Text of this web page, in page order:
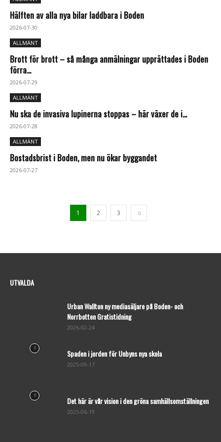
Hälften av alla nya bilar laddbara i Boden
2026-07-30
ALLMÄNT
Brott för brott – så många anmälningar upprättades i Boden
förra...
2026-07-29
ALLMÄNT
Nu ska de invasiva lupinerna stoppas – här växer de i...
2026-07-28
ALLMÄNT
Bostadsbrist i Boden, men nu ökar byggandet
2026-07-27
1 2 3
UTVALDA
Urban Wallton ny mediasäljare på Boden- och
Norrbotten Gratistidning
2026-02-24
Spaden i jorden för Unbyns nya skola
2025-09-17
Det här är vår vision i den gröna samhällsomställningen
2025-06-19